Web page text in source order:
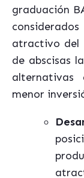
graduación
atractivo del
de abscisas
menor